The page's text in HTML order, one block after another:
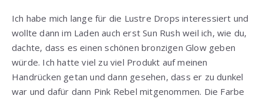
Ich habe mich lange für die Lustre Drops interessiert und
wollte dann im Laden auch erst Sun Rush weil ich, wie du,
dachte, dass es einen schönen bronzigen Glow geben
würde. Ich hatte viel zu viel Produkt auf meinen
Handrücken getan und dann gesehen, dass er zu dunkel
war und dafür dann Pink Rebel mitgenommen. Die Farbe